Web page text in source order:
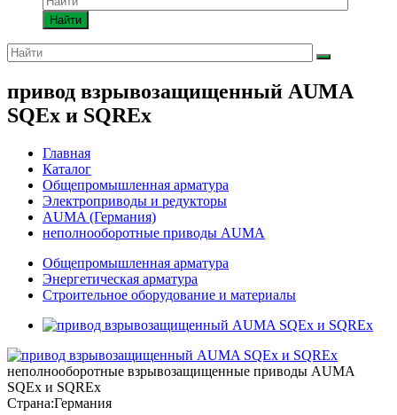
Найти
привод взрывозащищенный AUMA
SQEx и SQREx
Главная
Каталог
Общепромышленная арматура
Электроприводы и редукторы
AUMA (Германия)
неполнооборотные приводы AUMA
Общепромышленная арматура
Энергетическая арматура
Строительное оборудование и материалы
неполнооборотные взрывозащищенные приводы AUMA
SQEx и SQREx
Страна:Германия